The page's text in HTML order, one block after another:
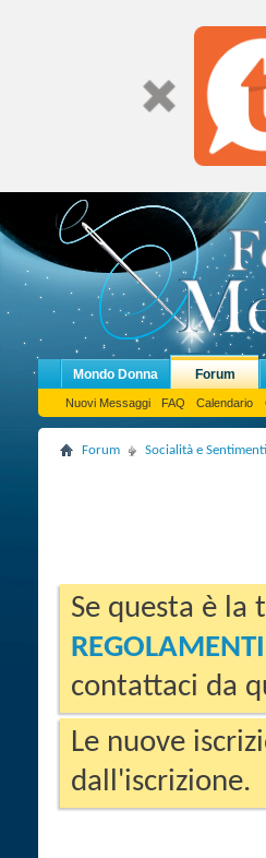
Mondo Donna Forum
Nuovi Messaggi FAQ Calendario
Forum Socialità e Sentimenti
Se questa è
REGOLAMENTI
contattaci da
Le nuove
dall'iscrizione.